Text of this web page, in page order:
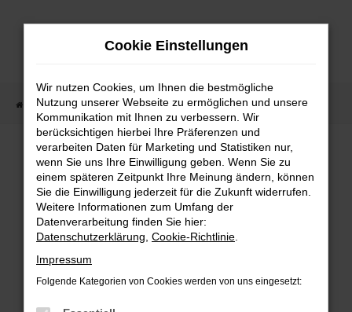
Zum
Startseite Fahrzeugangebote Fahrzeugmarkt
Fahrzeugmarkt
Fehler: Network Error
Beim Laden ist ein Fehler aufgetreten.
Hier sind ein paar Tipps, die dir helfen können:
Cookie Einstellungen
Wir nutzen Cookies, um Ihnen die bestmögliche
Nutzung unserer Webseite zu ermöglichen und unsere
Kommunikation mit Ihnen zu verbessern. Wir
berücksichtigen hierbei Ihre Präferenzen und
verarbeiten Daten für Marketing und Statistiken nur,
wenn Sie uns Ihre Einwilligung geben. Wenn Sie zu
einem späteren Zeitpunkt Ihre Meinung ändern, können
Sie die Einwilligung jederzeit für die Zukunft widerrufen.
Weitere Informationen zum Umfang der
Datenverarbeitung finden Sie hier:
Datenschutzerklärung Cookie-Richtlinie
Impressum
Folgende Kategorien von Cookies werden von uns eingesetzt: